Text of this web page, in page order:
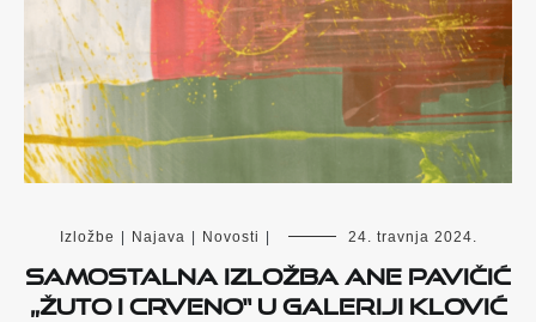
Izložbe | Najava | Novosti | 24. travnja 2024.
Samostalna izložba Ane Pavičić
„Žuto i crveno“ u Galeriji Klović